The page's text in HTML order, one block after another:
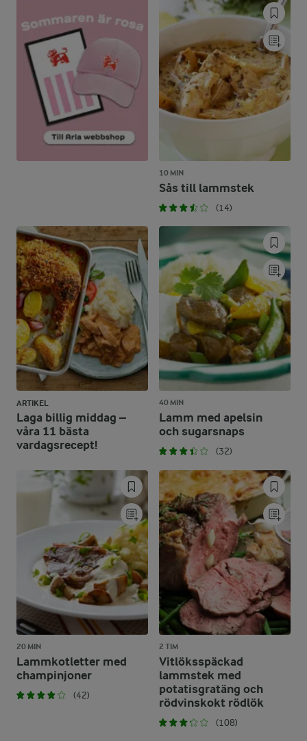
10 MIN
Sås till lammstek
(14)
ARTIKEL
Laga billig middag –
våra 11 bästa
vardagsrecept!
40 MIN
Lamm med apelsin
och sugarsnaps
(32)
20 MIN
Lammkotletter med
champinjoner
(42)
2 TIM
Vitlöksspäckad
lammstek med
potatisgratäng och
rödvinskokt rödlök
(108)